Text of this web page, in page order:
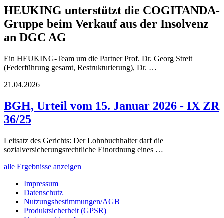
HEUKING unterstützt die COGITANDA-
Gruppe beim Verkauf aus der Insolvenz
an DGC AG
Ein HEUKING-Team um die Partner Prof. Dr. Georg Streit
(Federführung gesamt, Restrukturierung), Dr. …
21.04.2026
BGH, Urteil vom 15. Januar 2026 - IX ZR
36/25
Leitsatz des Gerichts: Der Lohnbuchhalter darf die
sozialversicherungsrechtliche Einordnung eines …
alle Ergebnisse anzeigen
Impressum
Datenschutz
Nutzungsbestimmungen/AGB
Produktsicherheit (GPSR)